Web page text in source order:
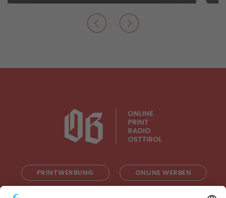
PRINTWERBUNG ONLINE WERBEN